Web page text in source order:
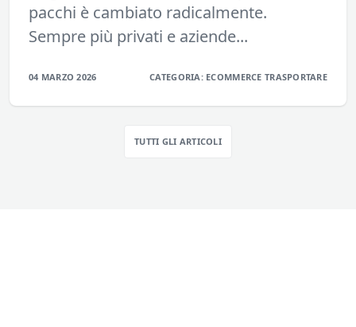
pacchi è cambiato radicalmente.
Sempre più privati e aziende...
04 MARZO 2026 CATEGORIA: ECOMMERCE TRASPORTARE
TUTTI GLI ARTICOLI